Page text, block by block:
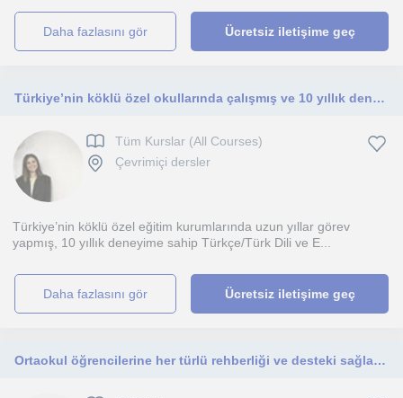
daha fazlasını gör Ücretsiz iletişime geç
Türkiye’nin köklü özel okullarında çalışmış ve 10 yıllık deneyime sahip Türkçe/Türk Dili ve Edebiyatı öğretmeniyim
Tüm Kurslar (All Courses)
Çevrimiçi dersler
Türkiye’nin köklü özel eğitim kurumlarında uzun yıllar görev
yapmış, 10 yıllık deneyime sahip Türkçe/Türk Dili ve E...
daha fazlasını gör Ücretsiz iletişime geç
Ortaokul öğrencilerine her türlü rehberliği ve desteki sağlayabilirim.